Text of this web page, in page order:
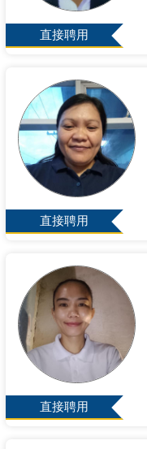
直接聘用
直接聘用
直接聘用